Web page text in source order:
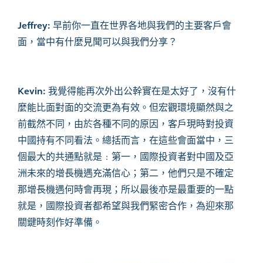
Jeffrey: 早前你一直在世界各地與我們的主要客戶會
面，當中有什麼見聞可以與我們分享？
Kevin: 我覺得能再次外出公幹實在是太好了，沒有什
麼能比面對面的交流更為有效。但宏觀環境顯然與之
前截然不同，由於各種不同的原因，客戶現時對投資
中國持有不同看法。總括而言，在這些會面當中，三
個最大的共通點就是﹕第一，國際投資者對中國及亞
洲未來的增長機遇充滿信心；第二，他們只是不確定
那增長機遇何時會再現；所以最後亦是最重要的一點
就是，國際投資者都希望與我們緊密合作，為迎來那
關鍵時刻作好準備。